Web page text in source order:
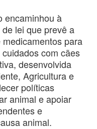
encaminhou à
lei que prevê a
para
com cães
desenvolvida
Agricultura e
políticas
animal e apoiar
e
animal.